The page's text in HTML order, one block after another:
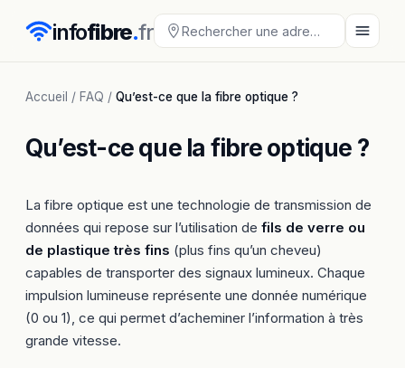
infofibre.fr
Accueil / FAQ / Qu’est-ce que la fibre optique ?
Qu’est-ce que la fibre optique ?
La fibre optique est une technologie de transmission de
données qui repose sur l’utilisation de fils de verre ou
de plastique très fins (plus fins qu’un cheveu)
capables de transporter des signaux lumineux. Chaque
impulsion lumineuse représente une donnée numérique
(0 ou 1), ce qui permet d’acheminer l’information à très
grande vitesse.